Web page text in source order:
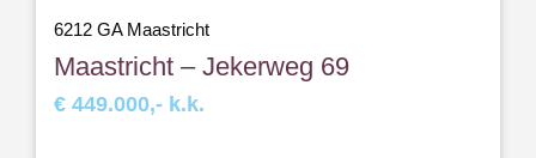
6212 GA Maastricht
Maastricht – Jekerweg 69
€ 449.000,- k.k.